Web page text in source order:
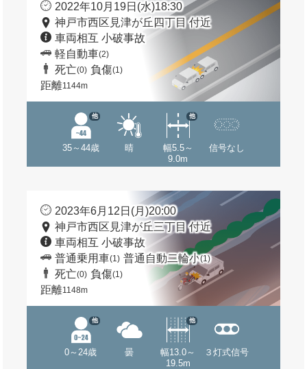
2022年10月19日(水)18:30
神戸市西区見津が丘四丁目 付近
車両相互 小破事故
軽自動車(2)
死亡(0) 負傷(1)
距離1144m
35～44歳
他
晴
幅5.5～
9.0m
他
信号なし
2023年6月12日(月)20:00
神戸市西区見津が丘三丁目 付近
車両相互 小破事故
普通乗用車(1) 普通自動二輪小(1)
死亡(0) 負傷(1)
距離1148m
0～24歳
他
曇
幅13.0～
19.5m
他
３灯式信号